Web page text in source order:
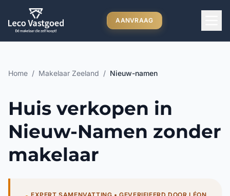
Ga direct naar inhoud
AANVRAAG
Home / Makelaar Zeeland / Nieuw-namen
Huis verkopen in
Nieuw-Namen zonder
makelaar